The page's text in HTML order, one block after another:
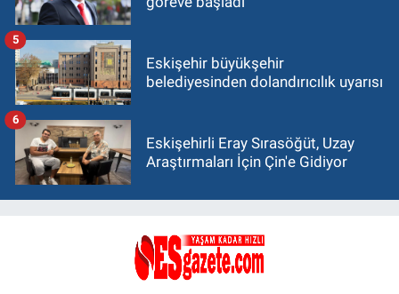
Eskişehir büyükşehir
belediyesinden dolandırıcılık uyarısı
5
Eskişehirli Eray Sırasöğüt, Uzay
Araştırmaları İçin Çin'e Gidiyor
6